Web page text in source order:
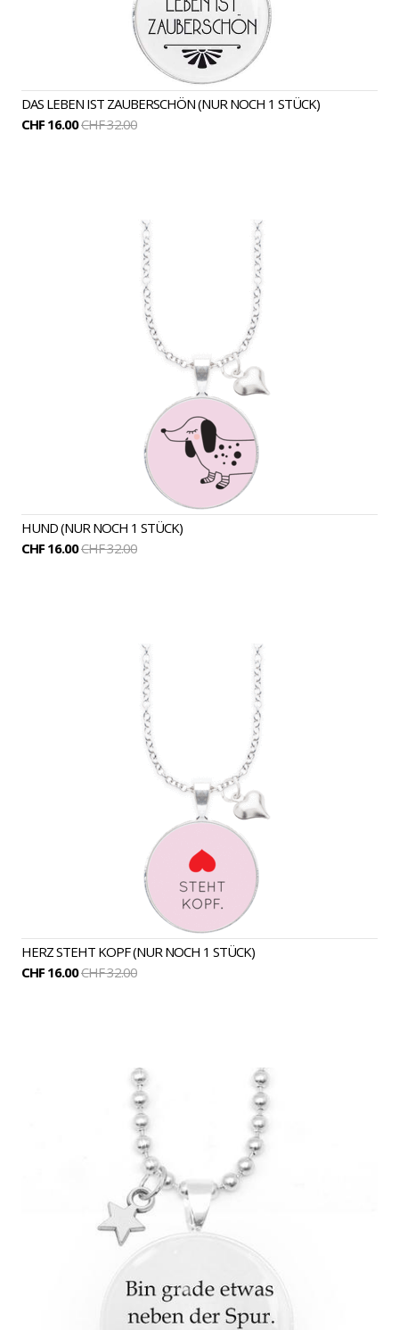
DAS LEBEN IST ZAUBERSCHÖN (NUR NOCH 1 STÜCK)
CHF 16.00CHF 32.00
HUND (NUR NOCH 1 STÜCK)
CHF 16.00CHF 32.00
HERZ STEHT KOPF (NUR NOCH 1 STÜCK)
CHF 16.00CHF 32.00